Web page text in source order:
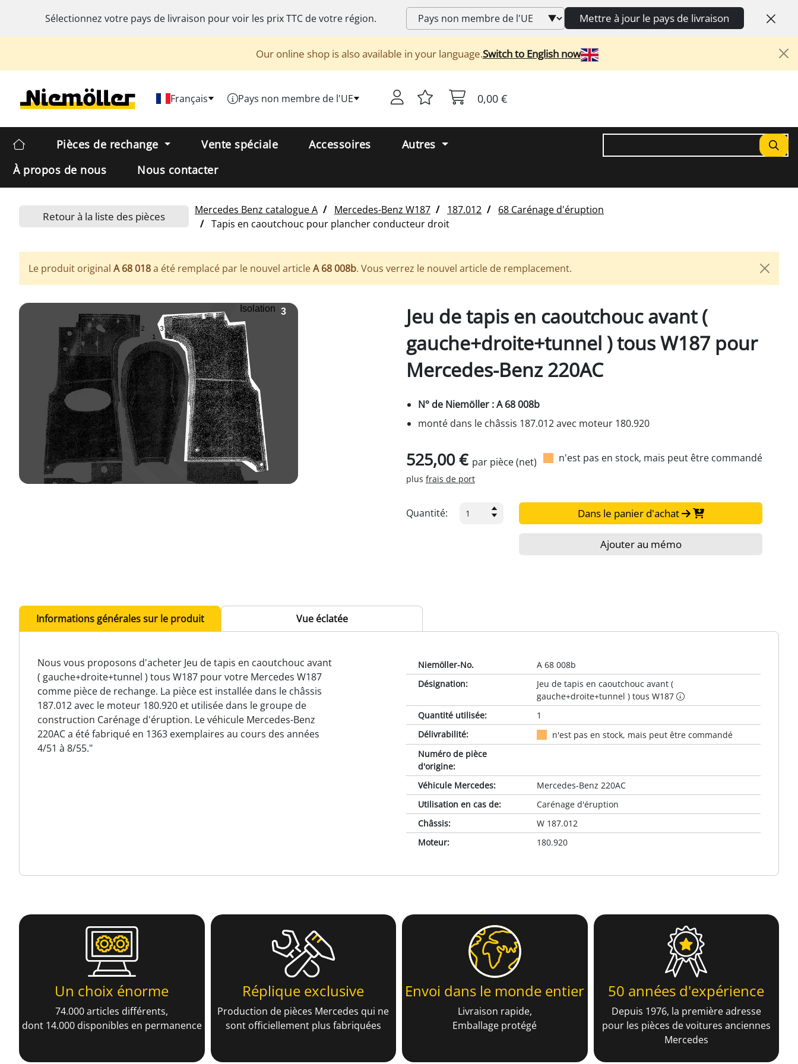
Sélectionnez votre pays de livraison pour voir les prixTTC de votre région. Mettre à jour le pays de livraison
Our online shop is also available in your language.Switch to English now
Français Pays non membre de l'UE 0,00 €
Pièces de rechange Vente spéciale Accessoires
Autres
À propos de nous
Nous contacter
Mercedes Benz catalogue A Mercedes-Benz W187 187.012
68 Carénage d'éruption
Tapis en caoutchouc pour plancher conducteur droit
Retour à la liste des pièces
Le produit original A 68 018a été remplacé par le nouvel articleA 68 008b. Vous verrez le nouvel article de remplacement.
Jeu de tapis en caoutchouc avant (
gauche+droite+tunnel ) tous W187 pour
Mercedes-Benz 220AC
N° de Niemöller : A 68 008b
monté dans le châssis 187.012 avec moteur 180.920
525,00 € par pièce (net)
plus frais de port
n'est pas en stock, mais peut être commandé
Quantité: Dans le panier d'achat
Ajouter au mémo
Informations générales sur le produit Vue éclatée
Nous vous proposons d'acheter Jeu de tapis en caoutchouc avant
( gauche+droite+tunnel ) tous W187 pour votre Mercedes W187
comme pièce de rechange. La pièce est installée dans le châssis
187.012 avec le moteur 180.920 et utilisée dans le groupe de
construction Carénage d'éruption. Le véhicule Mercedes-Benz
220AC a été fabriqué en 1363 exemplaires au cours des années
4/51 à 8/55."
Niemöller-No.
A 68 008b
Désignation:
Jeu de tapis en caoutchouc avant (
gauche+droite+tunnel ) tous W187
Quantité utilisée:
1
Délivrabilité:
n'est pas en stock, mais peut être commandé
Numéro de pièce
d'origine:
Véhicule Mercedes:
Mercedes-Benz 220AC
Utilisation en cas de:
Carénage d'éruption
Châssis:
W 187.012
Moteur: 180.920
Un choix énorme
74.000 articles différents,
dont 14.000 disponibles en permanence
Réplique exclusive
Production de pièces Mercedes qui ne
sont officiellement plus fabriquées
Envoi dans le monde entier
Livraison rapide,
Emballage protégé
50 années d'expérience
Depuis 1976, la première adresse
pour les pièces de voitures anciennes
Mercedes